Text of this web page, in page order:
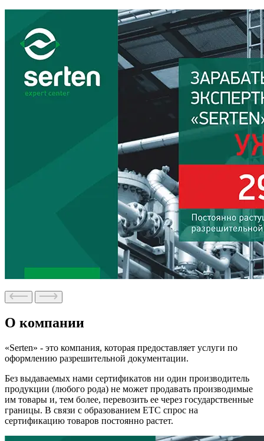
О компании
«Serten» - это компания, которая предоставляет услуги по
оформлению разрешительной документации.
Без выдаваемых нами сертификатов ни один производитель
продукции (любого рода) не может продавать производимые
им товары и, тем более, перевозить ее через государственные
границы. В связи с образованием ЕТС спрос на
сертификацию товаров постоянно растет.